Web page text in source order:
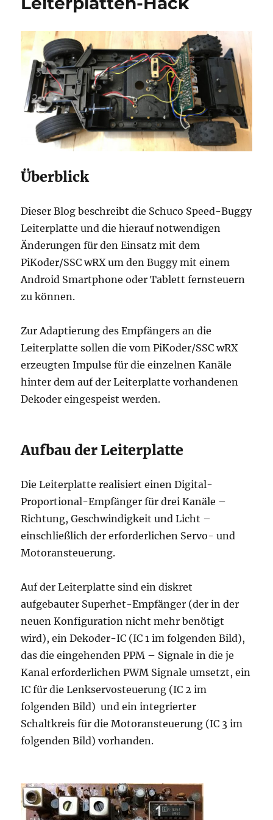
programmieren
Überblick
Dieser Blog beschreibt die Schuco Speed-Buggy
Leiterplatte und die hierauf notwendigen
Änderungen für den Einsatz mit dem
PiKoder/SSC wRX um den Buggy mit einem
Android Smartphone oder Tablett fernsteuern
zu können.
Zur Adaptierung des Empfängers an die
Leiterplatte sollen die vom PiKoder/SSC wRX
erzeugten Impulse für die einzelnen Kanäle
hinter dem auf der Leiterplatte vorhandenen
Dekoder eingespeist werden.
Aufbau der Leiterplatte
Die Leiterplatte realisiert einen Digital-
Proportional-Empfänger für drei Kanäle –
Richtung, Geschwindigkeit und Licht –
einschließlich der erforderlichen Servo- und
Motoransteuerung.
Auf der Leiterplatte sind ein diskret
aufgebauter Superhet-Empfänger (der in der
neuen Konfiguration nicht mehr benötigt
wird), ein Dekoder-IC (IC 1 im folgenden Bild),
das die eingehenden PPM – Signale in die je
Kanal erforderlichen PWM Signale umsetzt, ein
IC für die Lenkservosteuerung (IC 2 im
folgenden Bild) und ein integrierter
Schaltkreis für die Motoransteuerung (IC 3 im
folgenden Bild) vorhanden.